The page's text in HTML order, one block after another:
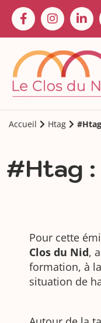
Accueil Htag
#Htag :
Pour cette
Clos du Nid,
formation, à
situation de